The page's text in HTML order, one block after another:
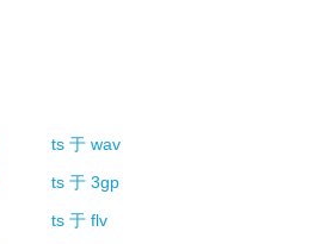
ts 于 wav
ts 于 3gp
ts 于 flv